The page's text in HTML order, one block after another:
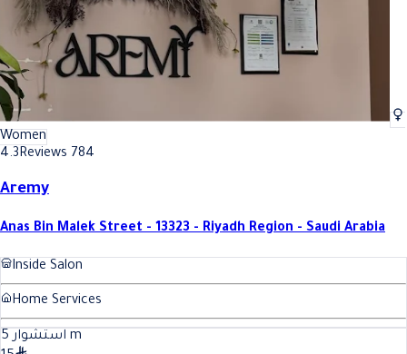
Women
4.3Reviews 784
Aremy
Anas Bin Malek Street - 13323 - Riyadh Region - Saudi Arabia
Inside Salon
Home Services
استشوار 5
m